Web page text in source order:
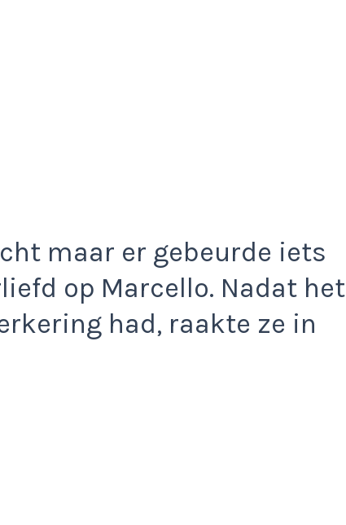
maar er gebeurde iets
op Marcello. Nadat het
had, raakte ze in